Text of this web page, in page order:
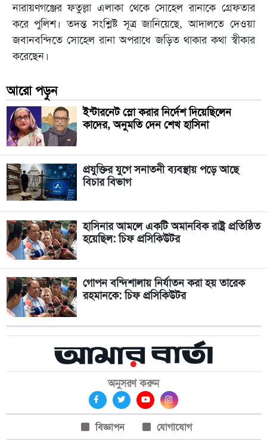
নারায়ণগঞ্জের ফতুল্লা এলাকা থেকে সোহেল রানাকে গ্রেফতার
করে পুলিশ। তদন্ত সংশ্লিষ্ট সূত্র জানিয়েছে, আদালতে দেওয়া
জবানবন্দিতে সোহেল রানা অপরাধে জড়িত থাকার কথা স্বীকার
করেছেন।
আরো পড়ুন
ইন্টারনেট স্লো করার নির্দেশ দিয়েছিলেন
কাদের, অনুমতি দেন শেখ হাসিনা
প্রযুক্তির যুগে সনাতনী ব্যবস্থায় পড়ে আছে
বিচার বিভাগ
হাসিনার আমলে একটি অমানবিক রাষ্ট্র প্রতিষ্ঠিত
হয়েছিল: চিফ প্রসিকিউটর
গোপন বন্দিশালায় নির্যাতন করা হয় তারেক
রহমানকে: চিফ প্রসিকিউটর
অনুসরণ করুন
বিজ্ঞাপন যোগাযোগ